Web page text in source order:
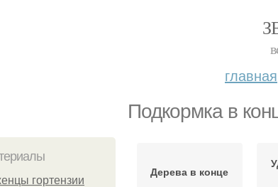
главная
Подкормка в
гортензии
Дерева в конце